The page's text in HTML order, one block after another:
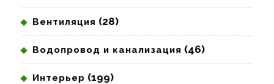
Вентиляция (28)
Водопровод и канализация (46)
Интерьер (199)